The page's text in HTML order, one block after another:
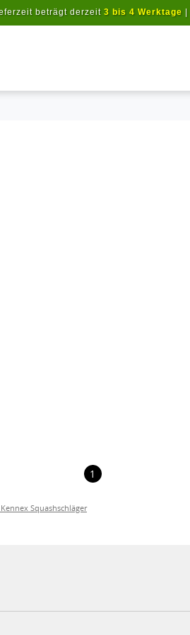
beträgt derzeit 3 bis 4 Werktage
1
Squashschläger